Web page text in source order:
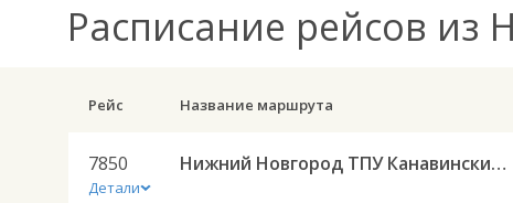
Расписание рейсов из
Рейс Название маршрута
7850
Детали
Нижний Новгород ТПУ Канавинский — Дербент Южный 7850